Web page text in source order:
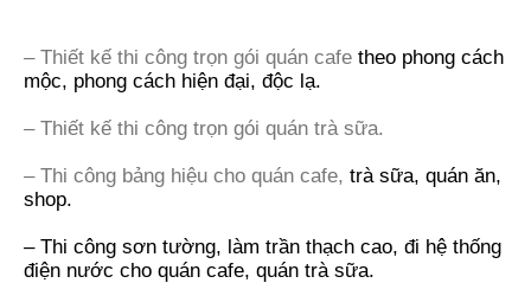
– Thiết kế thi công trọn gói quán cafe theo phong cách
mộc, phong cách hiện đại, độc lạ.
– Thiết kế thi công trọn gói quán trà sữa.
– Thi công bảng hiệu cho quán cafe, trà sữa, quán ăn,
shop.
– Thi công sơn tường, làm trần thạch cao, đi hệ thống
điện nước cho quán cafe, quán trà sữa.